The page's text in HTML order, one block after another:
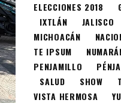
ELECCIONES 2018
IXTLÁN
JALISCO
MICHOACÁN
TE IPSUM
PENJAMILLO
SALUD
SHOW
VISTA HERMOSA